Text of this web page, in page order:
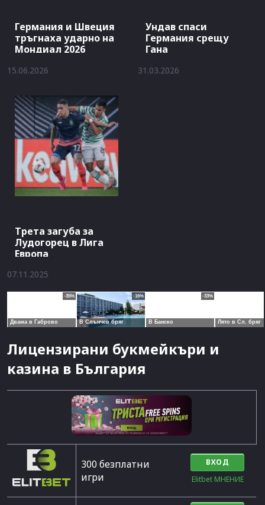
Германия и Швеция
тръгнаха ударно на
Мондиал 2026
15.06.2026
Ундав спаси
Германия срещу
Гана
31.03.2026
Трета загуба за
Лудогорец в Лига
Европа
07.11.2025
Лицензирани букмейкъри и
казина в България
300 безплатни
игри
ВХОД
Elitbet МНЕНИЕ